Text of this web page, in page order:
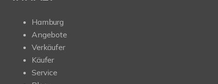
Hamburg
Angebote
Verkäufer
Käufer
Service